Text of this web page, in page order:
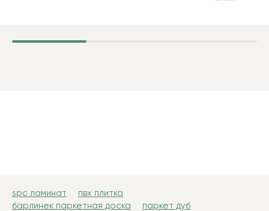
spc ламинат
пвх плитка
барлинек паркетная доска
паркет дуб